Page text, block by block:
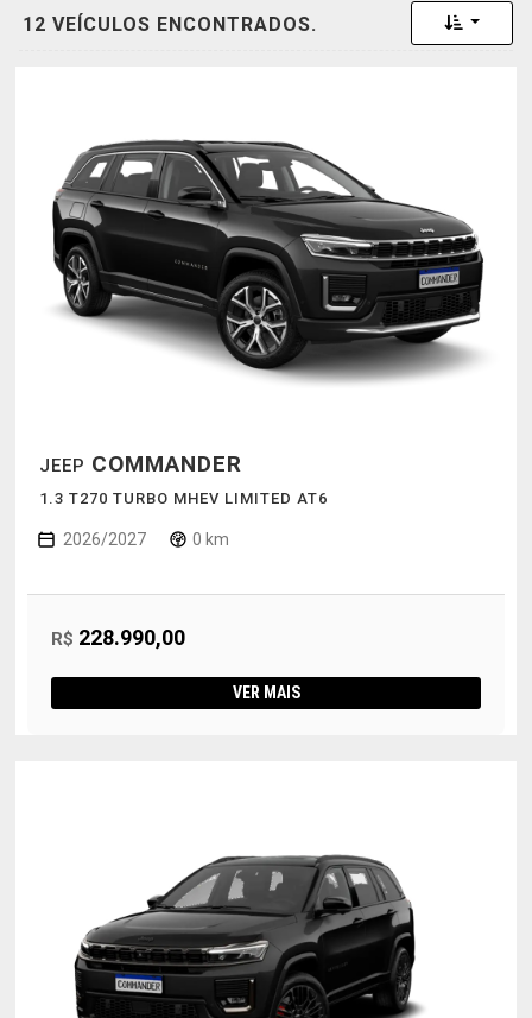
12 VEÍCULOS ENCONTRADOS. Toggle
JEEP COMMANDER
1.3 T270 TURBO MHEV LIMITED AT6
2026/2027 0 km
R$ 228.990,00
VER MAIS